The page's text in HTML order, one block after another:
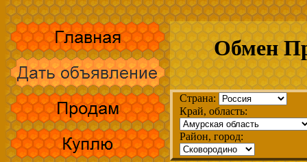
Обмен
Страна:
Край, область:
Район, город: